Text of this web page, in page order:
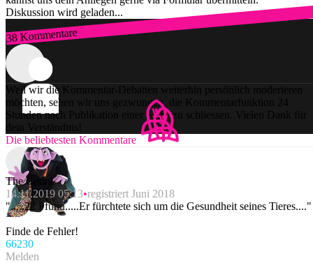
Diskussion wird geladen...
38 Kommentare
Zum Login
Weil wir die Kommentar-Debatten weiterhin persönlich moderieren
möchten, sehen wir uns gezwungen, die Kommentarfunktion 24
Stunden nach Publikation einer Story zu schliessen. Vielen Dank für
dein Verständnis!
Die beliebtesten Kommentare
The Count
14.11.2019 05:13 registriert Juni 2018
".....22 Pfund.....Er fürchtete sich um die Gesundheit seines Tieres...."
Finde de Fehler!
66230
Melden